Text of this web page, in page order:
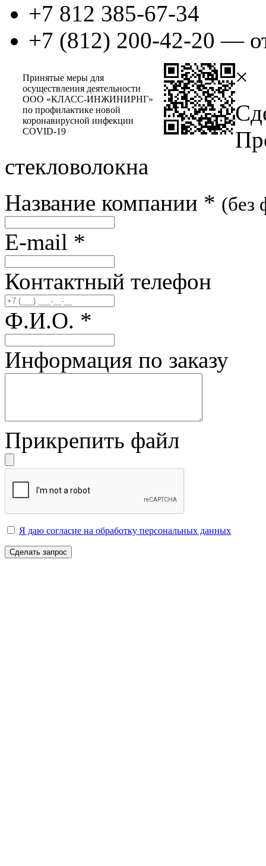
+7 812 385-67-34
+7 (812) 200-42-20 —
Принятые меры для
осуществления деятельности
ООО «КЛАСС-ИНЖИНИРНГ»
по профилактике новой
коронавирусной инфекции
COVID-19
×
стекловолокна
Название компании * (без
E-mail *
Контактный телефон
Ф.И.О. *
Информация по заказу
Прикрепить файл
Я даю согласие на обработку персональных данных
Сделать запрос